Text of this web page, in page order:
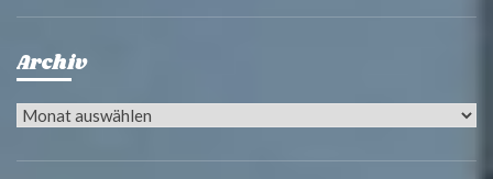
Archiv
Archiv